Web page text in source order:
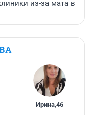
из-за мата в
Ирина,46